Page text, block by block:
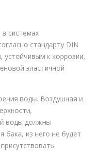
системах
стандарту DIN
устойчивым к коррозии,
эластичной
воды. Воздушная и
воды должны
бака, из него не будет